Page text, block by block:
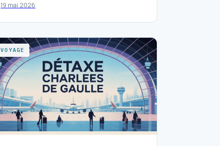
19 mai 2026
VOYAGE